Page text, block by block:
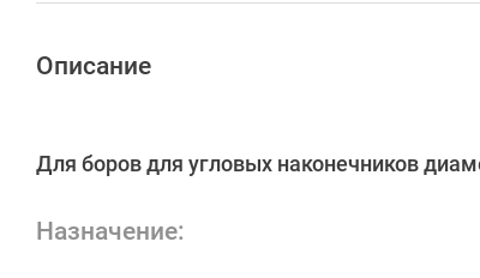
Описание
Для боров для угловых наконечников
Назначение: